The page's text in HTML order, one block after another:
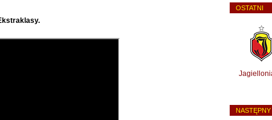
OSTATNI
NASTĘPNY